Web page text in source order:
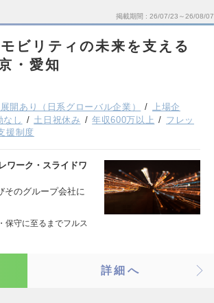
掲載期間 26/07/23～26/08/07
ビリティの未来を支える
・愛知
開あり（日系グローバル企業）
上場企
なし 土日祝休み 年収600万以上
フレッ
援制度
ワーク・スライドワ
のグループ会社に
保守に至るまでフルス
詳細へ